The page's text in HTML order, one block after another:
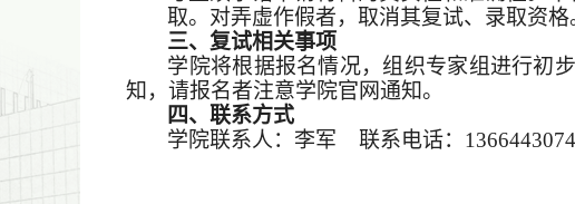
取。对弄虚作假者，取消其复试、录取资格
三、复试相关事项
学院将根据报名情况，组织专家组进行初
知，请报名者注意学院官网通知。
四、联系方式
学院联系人：李军 联系电话：